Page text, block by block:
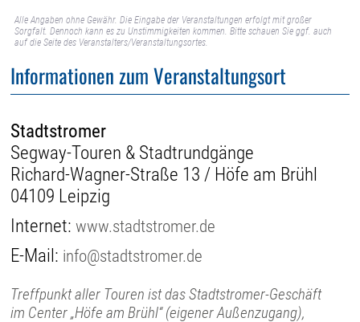
Alle Angaben ohne Gewähr. Die Eingabe der Veranstaltungen erfolgt mit großer
Sorgfalt. Dennoch kann es zu Unstimmigkeiten kommen. Bitte schauen Sie ggf. auch
auf die Seite des Veranstalters/Veranstaltungsortes.
Informationen zum Veranstaltungsort
Stadtstromer
Segway-Touren & Stadtrundgänge
Richard-Wagner-Straße 13 / Höfe am Brühl
04109 Leipzig
Internet:www.stadtstromer.de
E-Mail: info@stadtstromer.de
Treffpunkt aller Touren ist das Stadtstromer-Geschäft
im Center „Höfe am Brühl“ (eigener Außenzugang),